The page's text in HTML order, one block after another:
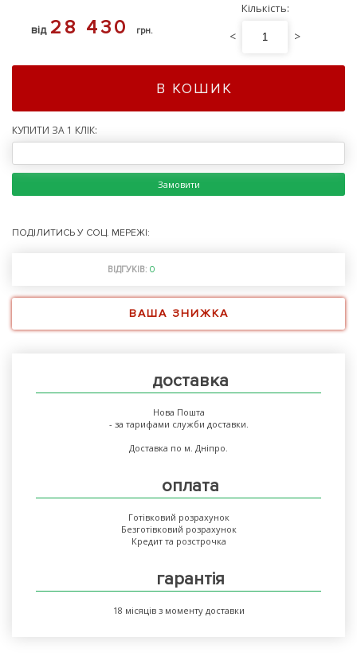
від 28 430 грн.
Кількість:
< >
В КОШИК
КУПИТИ ЗА 1 КЛІК:
Замовити
ПОДІЛИТИСЬ У СОЦ. МЕРЕЖІ:
ВІДГУКІВ: 0
ВАША ЗНИЖКА
доставка
Нова Пошта
- за тарифами служби доставки.
Доставка по м. Дніпро.
оплата
Готівковий розрахунок
Безготівковий розрахунок
Кредит та розстрочка
гарантія
18 місяців з моменту доставки